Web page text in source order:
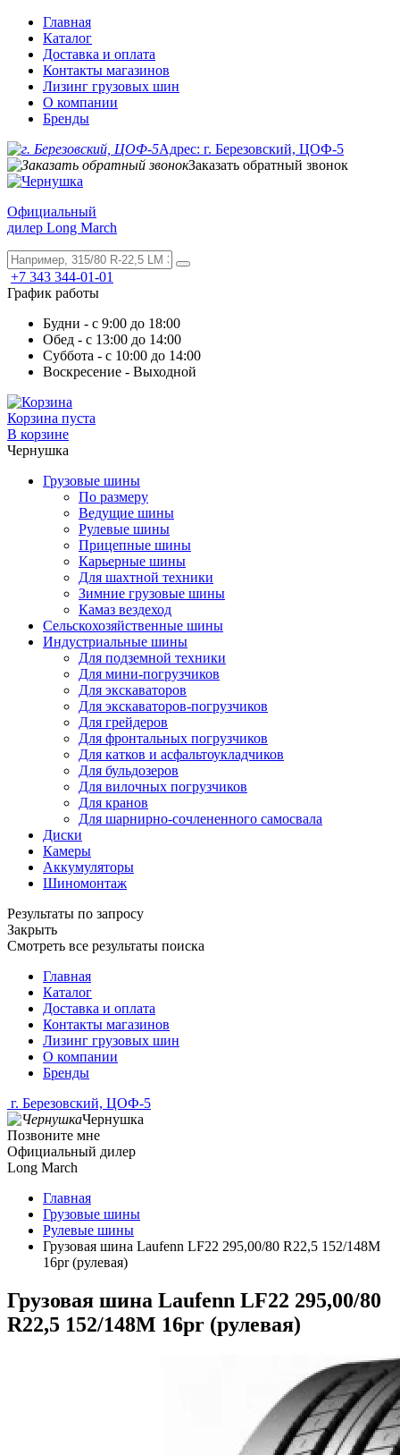
Главная
Каталог
Доставка и оплата
Контакты магазинов
Лизинг грузовых шин
О компании
Бренды
Адрес: г. Березовский, ЦОФ-5
Заказать обратный звонок
Официальный
дилер Long March
+7 343 344-01-01
График работы
Будни - с 9:00 до 18:00
Обед - с 13:00 до 14:00
Суббота - с 10:00 до 14:00
Воскресение - Выходной
Корзина пуста
В корзине
Чернушка
Грузовые шины
По размеру
Ведущие шины
Рулевые шины
Прицепные шины
Карьерные шины
Для шахтной техники
Зимние грузовые шины
Камаз вездеход
Сельскохозяйственные шины
Индустриальные шины
Для подземной техники
Для мини-погрузчиков
Для экскаваторов
Для экскаваторов-погрузчиков
Для грейдеров
Для фронтальных погрузчиков
Для катков и асфальтоукладчиков
Для бульдозеров
Для вилочных погрузчиков
Для кранов
Для шарнирно-сочлененного самосвала
Диски
Камеры
Аккумуляторы
Шиномонтаж
Результаты по запросу
Закрыть
Смотреть все результаты поиска
Главная
Каталог
Доставка и оплата
Контакты магазинов
Лизинг грузовых шин
О компании
Бренды
г. Березовский, ЦОФ-5
Чернушка
Позвоните мне
Официальный дилер
Long March
Главная
Грузовые шины
Рулевые шины
Грузовая шина Laufenn LF22 295,00/80 R22,5 152/148M
16pr (рулевая)
Грузовая шина Laufenn LF22 295,00/80
R22,5 152/148M 16pr (рулевая)